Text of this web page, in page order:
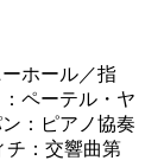
ホール／指
ペーテル・ヤ
：ピアノ協奏
チ：交響曲第